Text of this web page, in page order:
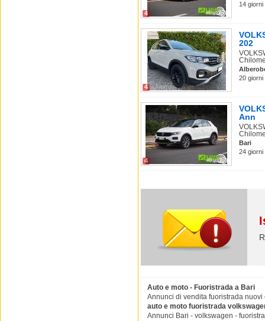
4
14
4
202
20 giorni
4
Ann
Bari
24 giorni
Auto e moto - Fuoristrada a Bari
Annunci di vendita fuoristrada
auto e moto fuoristrada
Annunci Bari - volkswagen -